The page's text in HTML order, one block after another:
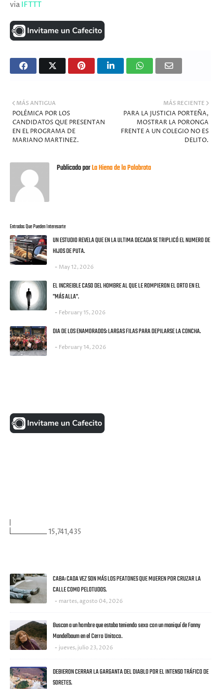
viaIFTTT
MÁS RECIENTE
PARA LA JUSTICIA PORTEÑA,
MOSTRAR LA PORONGA
FRENTE A UN COLEGIO NO ES
DELITO.
MÁS ANTIGUA
POLÉMICA POR LOS
CANDIDATOS QUE PRESENTAN
EN EL PROGRAMA DE
MARIANO MARTINEZ.
Publicado porLa Hiena de la Palabrota
Entradas Que Pueden Interesarte
UN ESTUDIO REVELA QUE EN LA ULTIMA DECADA SE TRIPLICÓ EL NUMERO DE
HIJOS DE PUTA.
May 12, 2026
EL INCREIBLE CASO DEL HOMBRE AL QUE LE ROMPIERON EL ORTO EN EL
"MÁS ALLA".
February 15, 2026
DIA DE LOS ENAMORADOS: LARGAS FILAS PARA DEPILARSE LA CONCHA.
February 14, 2026
15,741,435
CABA: CADA VEZ SON MÁS LOS PEATONES QUE MUEREN POR CRUZAR LA
CALLE COMO PELOTUDOS.
martes, agosto 04, 2026
Buscan a un hombre que estaba teniendo sexo con un maniquí de Fanny
Mandelbaum en el Cerro Unitoco.
jueves, julio 23, 2026
DEBIERON CERRAR LA GARGANTA DEL DIABLO POR EL INTENSO TRÁFICO DE
SORETES.